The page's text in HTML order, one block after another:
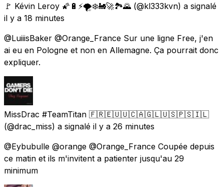
🚩 Kévin Leroy 🌠🔋⚡🌪️❄️🚂🚀🏞️🌄 (@kl333kvn) a signalé
il y a 18 minutes
@LuiiisBaker @Orange_France Sur une ligne Free, j'en
ai eu en Pologne et non en Allemagne. Ça pourrait donc
expliquer.
MissDrac #TeamTitan 🇫🇷🇪🇺🇺🇨🇦🇬🇱🇺🇸🇵🇸🇮🇱
(@drac_miss) a signalé il y a 26 minutes
@Eybubulle @orange @Orange_France Coupée depuis
ce matin et ils m'invitent a patienter jusqu'au 29
minimum